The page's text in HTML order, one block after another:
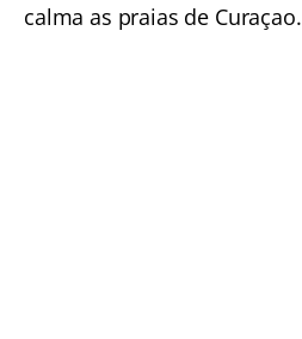
calma as praias de Curaçao.